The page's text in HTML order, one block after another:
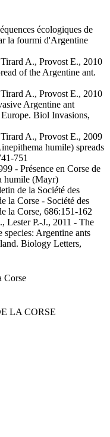
écologiques de
la fourmi d'Argentine
A., Provost E., 2010
of the Argentine ant.
A., Provost E., 2010
Argentine ant
. Biol Invasions,
A., Provost E., 2009
humile) spreads
751
- Présence en Corse de
humile (Mayr)
de la Société des
la Corse - Société des
la Corse, 686:151-162
P.-J., 2011 - The
Argentine ants
. Biology Letters,
LA CORSE